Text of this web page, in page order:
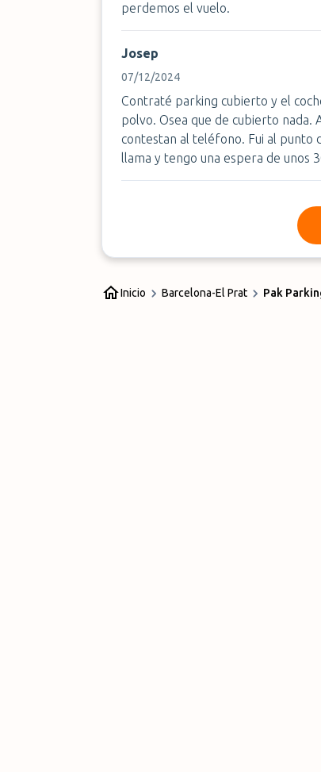
perdemos el vuelo.
Josep
07/12/2024
Contraté parking cubierto y el
polvo. Osea que de cubierto
contestan al teléfono. Fui al punto
llama y tengo una espera de unos
Inicio Barcelona-El Prat Pak